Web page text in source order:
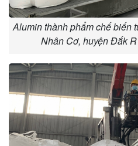
Alumin thành phẩm chế biến
Nhân Cơ, huyện Đắk